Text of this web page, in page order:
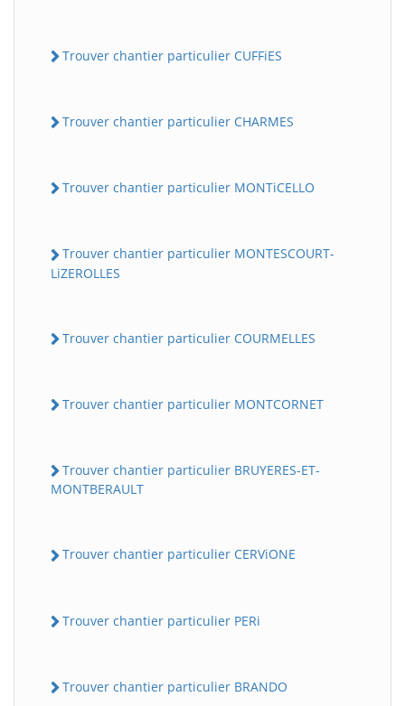
Trouver chantier particulier CUFFiES
Trouver chantier particulier CHARMES
Trouver chantier particulier MONTiCELLO
Trouver chantier particulier MONTESCOURT-
LiZEROLLES
Trouver chantier particulier COURMELLES
Trouver chantier particulier MONTCORNET
Trouver chantier particulier BRUYERES-ET-
MONTBERAULT
Trouver chantier particulier CERViONE
Trouver chantier particulier PERi
Trouver chantier particulier BRANDO